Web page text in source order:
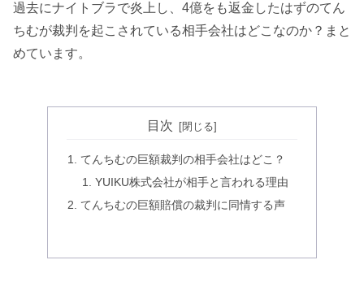
過去にナイトブラで炎上し、4億をも返金したはずのてん
ちむが裁判を起こされている相手会社はどこなのか？まと
めています。
目次
てんちむの巨額裁判の相手会社はどこ？
YUIKU株式会社が相手と言われる理由
てんちむの巨額賠償の裁判に同情する声